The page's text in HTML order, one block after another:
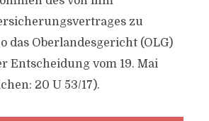
zu
das Oberlandesgericht (OLG)
Entscheidung vom 19. Mai
20 U 53/17).